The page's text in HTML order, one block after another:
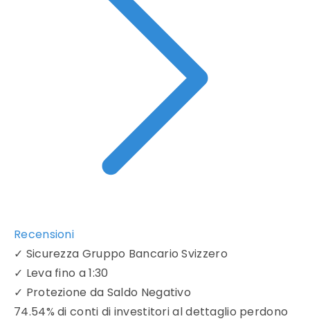
Recensioni
✓ Sicurezza Gruppo Bancario Svizzero
✓ Leva fino a 1:30
✓ Protezione da Saldo Negativo
74.54% di conti di investitori al dettaglio perdono